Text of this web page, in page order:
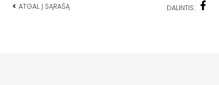
< ATGAL Į SĄRAŠĄ DALINTIS: